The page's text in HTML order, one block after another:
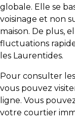
VENDRE
Évaluation
en
ligne
globale. Elle se
voisinage et non
maison. De plus,
fluctuations
les Laurentides.
Pour consulter
vous pouvez
ligne. Vous
votre courtier